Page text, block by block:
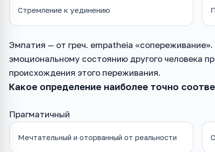
Стремление к уединению
Эмпатия — от греч. empatheia
эмоциональному состоянию другого человека
происхождения этого переживания.
Какое определение наиболее точно
Прагматичный
Мечтательный и оторванный от реальности